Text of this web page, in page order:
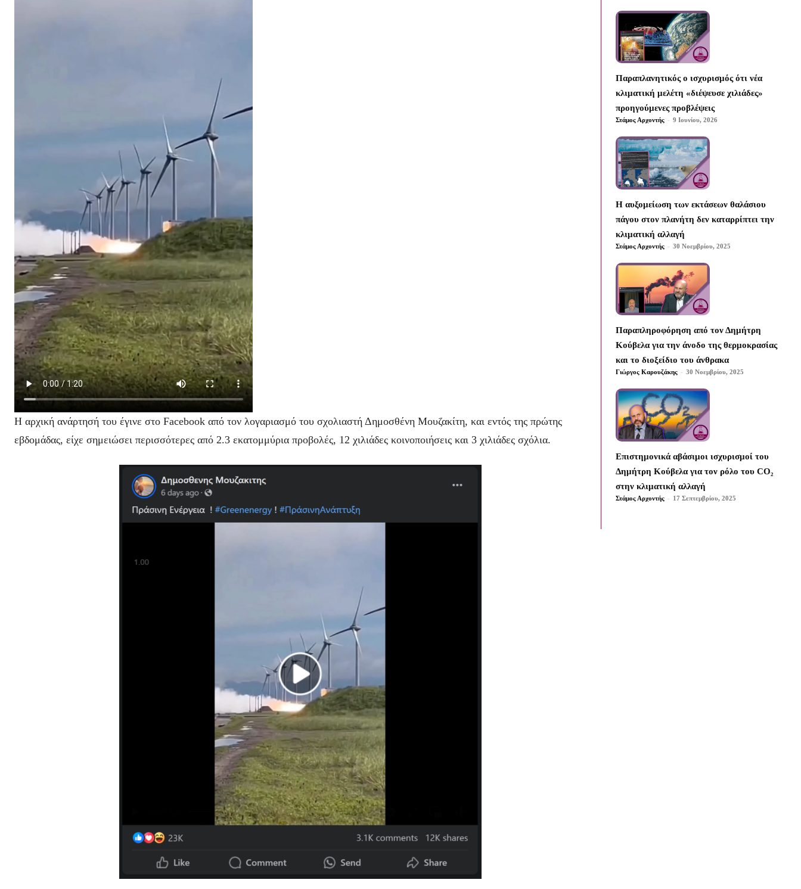
Η αρχική ανάρτησή του έγινε στο Facebook από τον λογαριασμό του σχολιαστή Δημοσθένη Μουζακίτη, και εντός της πρώτης
εβδομάδας, είχε σημειώσει περισσότερες από 2.3 εκατομμύρια προβολές, 12 χιλιάδες κοινοποιήσεις και 3 χιλιάδες σχόλια.
Παραπλανητικός ο ισχυρισμός ότι νέα
κλιματική μελέτη «διέψευσε χιλιάδες»
προηγούμενες προβλέψεις
Στάμος Αρχοντής - 9 Ιουνίου, 2026
Η αυξομείωση των εκτάσεων θαλάσιου
πάγου στον πλανήτη δεν καταρρίπτει την
κλιματική αλλαγή
Στάμος Αρχοντής - 30 Νοεμβρίου, 2025
Παραπληροφόρηση από τον Δημήτρη
Κούβελα για την άνοδο της θερμοκρασίας
και το διοξείδιο του άνθρακα
Γιώργος Καρουζάκης - 30 Νοεμβρίου, 2025
Επιστημονικά αβάσιμοι ισχυρισμοί του
Δημήτρη Κούβελα για τον ρόλο του CO₂
στην κλιματική αλλαγή
Στάμος Αρχοντής - 17 Σεπτεμβρίου, 2025